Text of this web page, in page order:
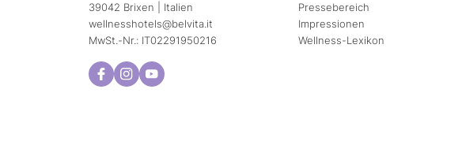
39042 Brixen | Italien
wellnesshotels@belvita.it
MwSt.-Nr.: IT02291950216
Pressebereich
Impressionen
Wellness-Lexikon